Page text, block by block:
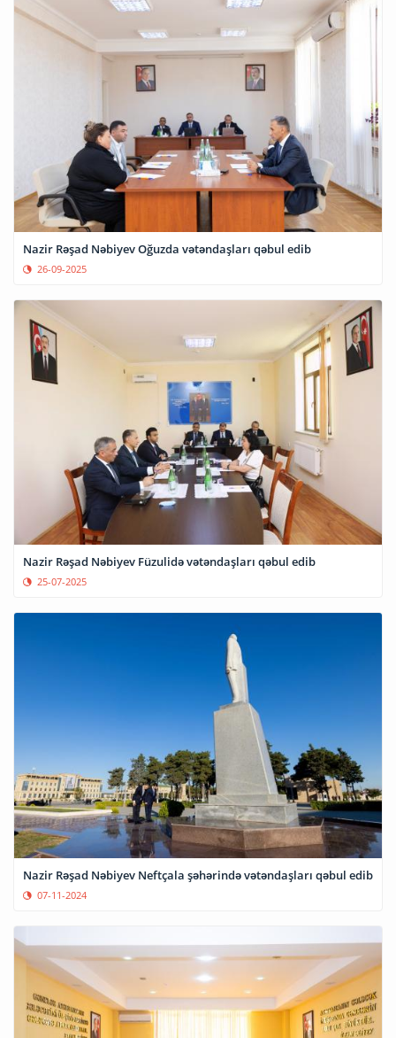
Nazir Rəşad Nəbiyev Oğuzda vətəndaşları qəbul edib
26-09-2025
Nazir Rəşad Nəbiyev Füzulidə vətəndaşları qəbul edib
25-07-2025
Nazir Rəşad Nəbiyev Neftçala şəhərində vətəndaşları qəbul edib
07-11-2024